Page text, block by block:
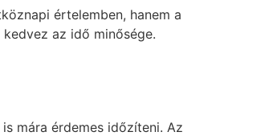
értelemben, hanem a
az idő minősége.
mára érdemes időzíteni. Az